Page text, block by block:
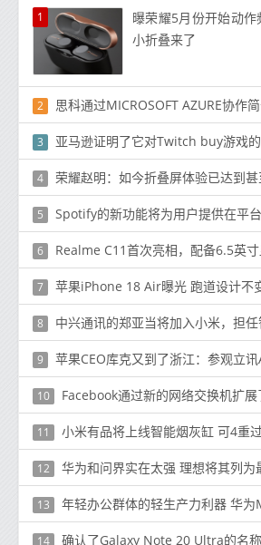
1
曝荣耀5月份开始动
小折叠来了
2 思科通过MICROSOFT AZURE协作简化了
3 亚马逊证明了它对Twitch buy游戏
4 荣耀赵明：如今折叠屏体验已达到甚至
5 Spotify的新功能将为用户提供在平
6 Realme C11首次亮相，配备6.5英寸显示屏，Helio G35、5,000mAh电
7 苹果iPhone 18 Air曝光 跑道设计不
8 中兴通讯的郑亚当将加入小米，担
9 苹果CEO库克又到了浙江：参观立
10 Facebook通过新的网络交换机扩
11 小米有品将上线智能烟灰缸 可4重
12 华为和问界实在太强 理想将其列为
13 年轻办公群体的轻生产力利器 华为
14 确认了Galaxy Note 20 Ultra的名